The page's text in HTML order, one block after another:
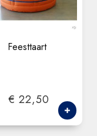
Feesttaart
€ 22,50